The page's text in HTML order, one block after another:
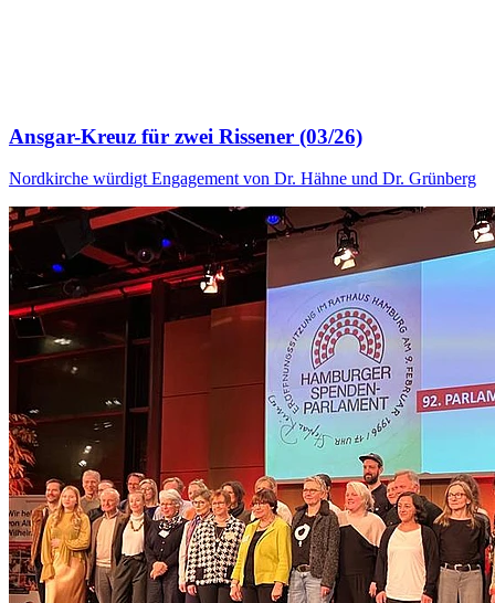
Ansgar-Kreuz für zwei Rissener (03/26)
Nordkirche würdigt Engagement von Dr. Hähne und Dr. Grünberg